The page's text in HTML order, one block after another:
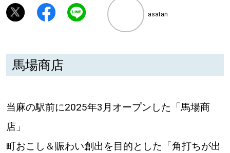
暮らす
育む
SitakkeTV
asatan
馬場商店
当麻の駅前に2025年3月オープンした「馬場商
店」
町おこし＆賑わい創出を目的とした「角打ちが出